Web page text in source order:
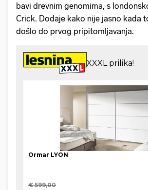
bavi drevnim genomima, s
Crick. Dodaje kako nije jasno kada
došlo do prvog pripitomljavanja.